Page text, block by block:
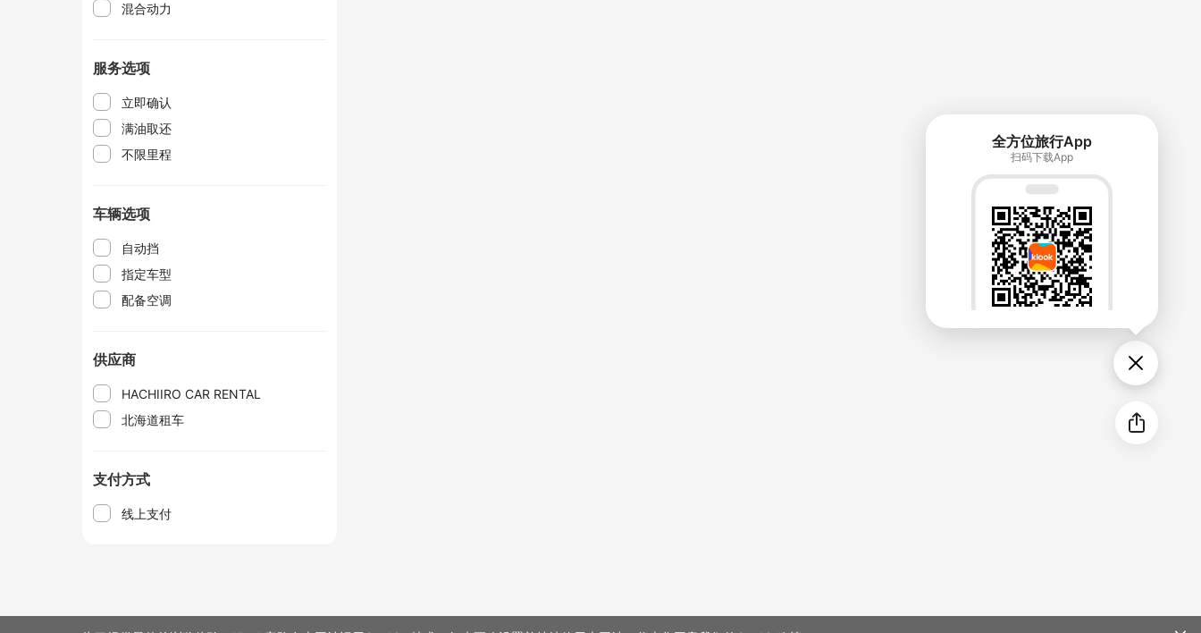
混合动力
服务选项
立即确认
满油取还
不限里程
车辆选项
自动挡
指定车型
配备空调
供应商
HACHIIRO CAR RENTAL
北海道租车
支付方式
线上支付
全方位旅行App
扫码下载App